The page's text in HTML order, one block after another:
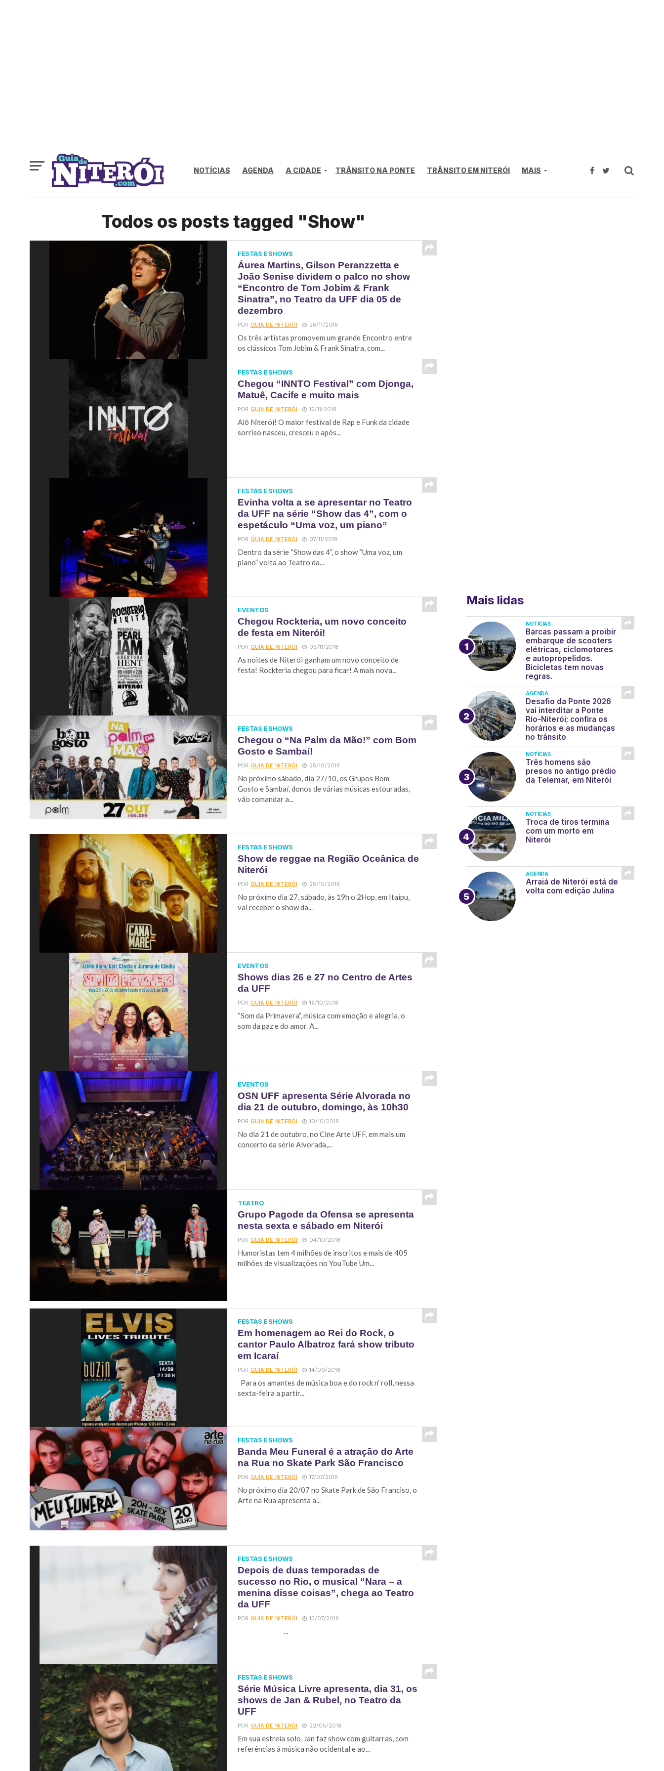
NOTÍCIAS AGENDA A CIDADE TRÂNSITO NA PONTE TRÂNSITO EM NITERÓI MAIS
Todos os posts tagged "Show"
FESTAS E SHOWS
Áurea Martins, Gilson Peranzzetta e
João Senise dividem o palco no show
“Encontro de Tom Jobim & Frank
Sinatra”, no Teatro da UFF dia 05 de
dezembro
PORGUIA DE NITERÓI 26/11/2018
Os três artistas promovem um grande Encontro entre
os clássicos Tom Jobim & Frank Sinatra, com...
FESTAS E SHOWS
Chegou “INNTO Festival” com Djonga,
Matuê, Cacife e muito mais
PORGUIA DE NITERÓI 12/11/2018
Alô Niterói! O maior festival de Rap e Funk da cidade
sorriso nasceu, cresceu e após...
FESTAS E SHOWS
Evinha volta a se apresentar no Teatro
da UFF na série “Show das 4”, com o
espetáculo “Uma voz, um piano”
PORGUIA DE NITERÓI 07/11/2018
Dentro da série “Show das 4”, o show “Uma voz, um
piano” volta ao Teatro da...
EVENTOS
Chegou Rockteria, um novo conceito
de festa em Niterói!
PORGUIA DE NITERÓI 05/11/2018
As noites de Niterói ganham um novo conceito de
festa! Rockteria chegou para ficar! A mais nova...
FESTAS E SHOWS
Chegou o “Na Palm da Mão!” com Bom
Gosto e Sambaí!
PORGUIA DE NITERÓI 25/10/2018
No próximo sábado, dia 27/10, os Grupos Bom
Gosto e Sambaí, donos de várias músicas estouradas,
vão comandar a...
FESTAS E SHOWS
Show de reggae na Região Oceânica de
Niterói
PORGUIA DE NITERÓI 25/10/2018
No próximo dia 27, sábado, às 19h o 2Hop, em Itaipu,
vai receber o show da...
EVENTOS
Shows dias 26 e 27 no Centro de Artes
da UFF
PORGUIA DE NITERÓI 16/10/2018
“Som da Primavera”, música com emoção e alegria, o
som da paz e do amor. A...
EVENTOS
OSN UFF apresenta Série Alvorada no
dia 21 de outubro, domingo, às 10h30
PORGUIA DE NITERÓI 10/10/2018
No dia 21 de outubro, no Cine Arte UFF, em mais um
concerto da série Alvorada,...
TEATRO
Grupo Pagode da Ofensa se apresenta
nesta sexta e sábado em Niterói
PORGUIA DE NITERÓI 04/10/2018
Humoristas tem 4 milhões de inscritos e mais de 405
milhões de visualizações no YouTube Um...
FESTAS E SHOWS
Em homenagem ao Rei do Rock, o
cantor Paulo Albatroz fará show tributo
em Icaraí
PORGUIA DE NITERÓI 14/09/2018
Para os amantes de música boa e do rock n’ roll, nessa
sexta-feira a partir...
FESTAS E SHOWS
Banda Meu Funeral é a atração do Arte
na Rua no Skate Park São Francisco
PORGUIA DE NITERÓI 17/07/2018
No próximo dia 20/07 no Skate Park de São Franciso, o
Arte na Rua apresenta a...
FESTAS E SHOWS
Depois de duas temporadas de
sucesso no Rio, o musical “Nara – a
menina disse coisas”, chega ao Teatro
da UFF
PORGUIA DE NITERÓI 13/07/2018
...
FESTAS E SHOWS
Série Música Livre apresenta, dia 31, os
shows de Jan & Rubel, no Teatro da
UFF
PORGUIA DE NITERÓI 22/05/2018
Em sua estreia solo, Jan faz show com guitarras, com
referências à música não ocidental e ao...
Mais lidas
NOTÍCIAS
Barcas passam a proibir
embarque de scooters
elétricas, ciclomotores
e autopropelidos.
Bicicletas tem novas
regras.
AGENDA
Desafio da Ponte 2026
vai interditar a Ponte
Rio-Niterói; confira os
horários e as mudanças
no trânsito
NOTÍCIAS
Três homens são
presos no antigo prédio
da Telemar, em Niterói
NOTÍCIAS
Troca de tiros termina
com um morto em
Niterói
AGENDA
Arraiá de Niterói está de
volta com edição Julina